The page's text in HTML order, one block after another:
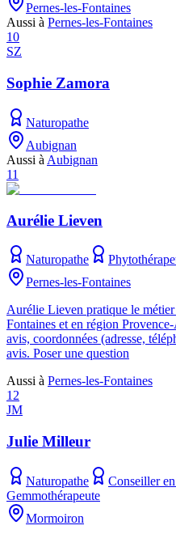
Pernes-les-Fontaines
Aussi à Pernes-les-Fontaines
10
SZ
Sophie Zamora
Naturopathe
Aubignan
Aussi à Aubignan
11
Aurélie Lieven
Naturopathe
Pernes-les-Fontaines
Aurélie Lieven pratique le
Fontaines et en région
avis, coordonnées (adresse,
avis. Poser une question
Aussi à Pernes-les-Fontaines
12
JM
Julie Milleur
Naturopathe
Conseiller
Gemmothérapeute
Mormoiron